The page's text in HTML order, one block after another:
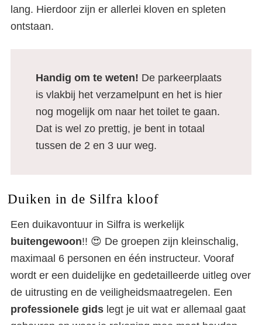
lang. Hierdoor zijn er allerlei kloven en spleten
ontstaan.
Handig om te weten! De parkeerplaats
is vlakbij het verzamelpunt en het is hier
nog mogelijk om naar het toilet te gaan.
Dat is wel zo prettig, je bent in totaal
tussen de 2 en 3 uur weg.
Duiken in de Silfra kloof
Een duikavontuur in Silfra is werkelijk
buitengewoon!! 😍 De groepen zijn kleinschalig,
maximaal 6 personen en één instructeur. Vooraf
wordt er een duidelijke en gedetailleerde uitleg over
de uitrusting en de veiligheidsmaatregelen. Een
professionele gids legt je uit wat er allemaal gaat